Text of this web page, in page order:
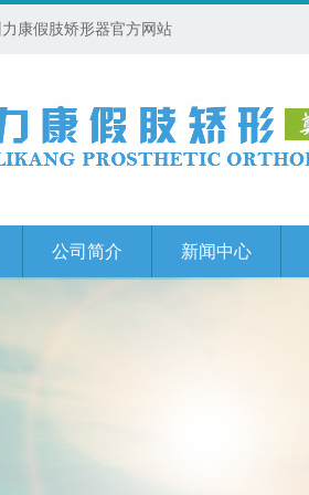
康假肢矫形器官方网站
公司简介 新闻中心